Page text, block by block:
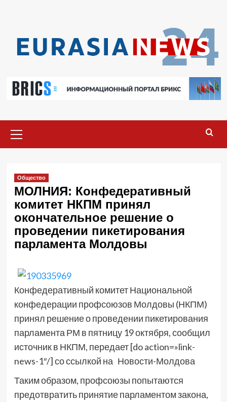
меню
Общество
МОЛНИЯ: Конфедеративный
комитет НКПМ принял
окончательное решение о
проведении пикетирования
парламента Молдовы
Конфедеративный комитет Национальной
конфедерации профсоюзов Молдовы (НКПМ)
принял решение о проведении пикетирования
парламента РМ в пятницу 19 октября, сообщил
источник в НКПМ, передает [do action=»link-
news-1″/] со ссылкой на Новости-Молдова
Таким образом, профсоюзы попытаются
предотвратить принятие парламентом закона,